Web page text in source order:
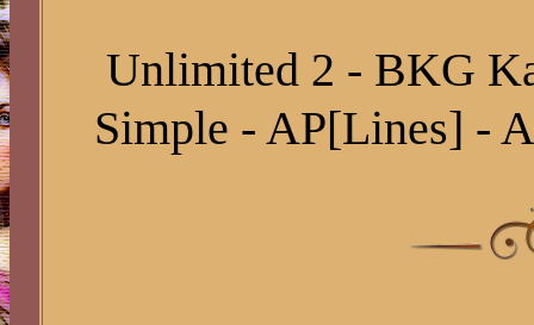
Unlimited 2 - BKG
Simple - AP[Lines] -